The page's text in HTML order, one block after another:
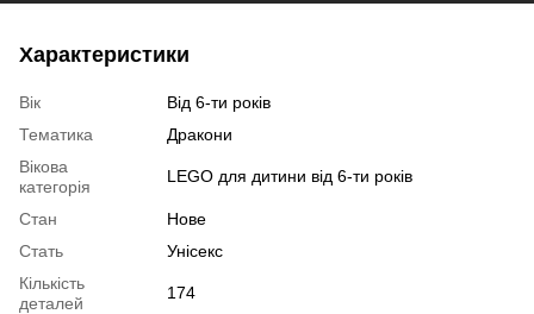
Характеристики
Вік
Від 6-ти років
Тематика
Дракони
Вікова
категорія
LEGO для дитини від 6-ти років
Стан
Нове
Стать
Унісекс
Кількість
деталей
174